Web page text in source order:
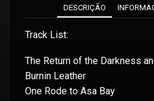
DESCRIÇÃO
Track List:
The Return of the Darkness
Burnin Leather
One Rode to Asa Bay